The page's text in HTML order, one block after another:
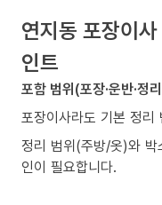
연지동 포장이
인트
포함 범위(포장·운반·정
포장이사라도 기본 정리
정리 범위(주방/옷)와
인이 필요합니다.